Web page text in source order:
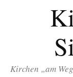
Kirchen „am